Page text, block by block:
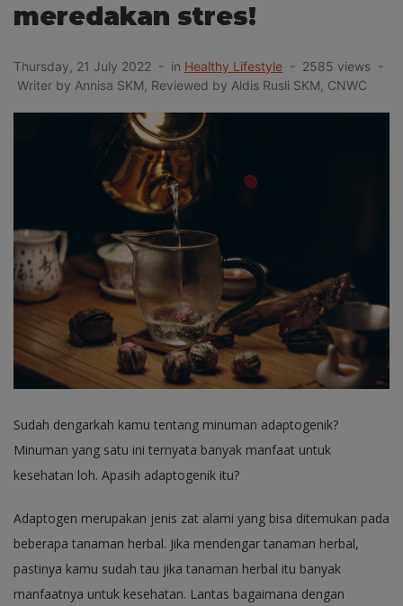
meredakan stres!
Thursday, 21 July 2022 - in Healthy Lifestyle - 2585 views -
Writer by Annisa SKM, Reviewed by Aldis Rusli SKM, CNWC
Sudah dengarkah kamu tentang minuman adaptogenik?
Minuman yang satu ini ternyata banyak manfaat untuk
kesehatan loh. Apasih adaptogenik itu?
Adaptogen merupakan jenis zat alami yang bisa ditemukan pada
beberapa tanaman herbal. Jika mendengar tanaman herbal,
pastinya kamu sudah tau jika tanaman herbal itu banyak
manfaatnya untuk kesehatan. Lantas bagaimana dengan